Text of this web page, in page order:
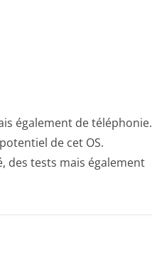
également de téléphonie.
de cet OS.
des tests mais également